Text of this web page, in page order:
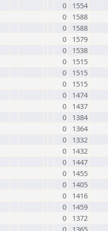
0
1554
0
1588
0
1588
0
1579
0
1538
0
1515
0
1515
0
1515
0
1474
0
1437
0
1384
0
1364
0
1332
0
1432
0
1447
0
1455
0
1405
0
1416
0
1459
0
1372
0
1365